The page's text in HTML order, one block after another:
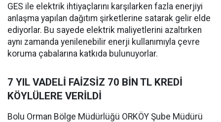
GES ile elektrik ihtiyaçlarını karşılarken fazla enerjiyi
anlaşma yapılan dağıtım şirketlerine satarak gelir elde
ediyorlar. Bu sayede elektrik maliyetlerini azaltırken
aynı zamanda yenilenebilir enerji kullanımıyla çevre
koruma çabalarına katkıda bulunuyorlar.
7 YIL VADELİ FAİZSİZ 70 BİN TL KREDİ
KÖYLÜLERE VERİLDİ
Bolu Orman Bölge Müdürlüğü ORKÖY Şube Müdürü